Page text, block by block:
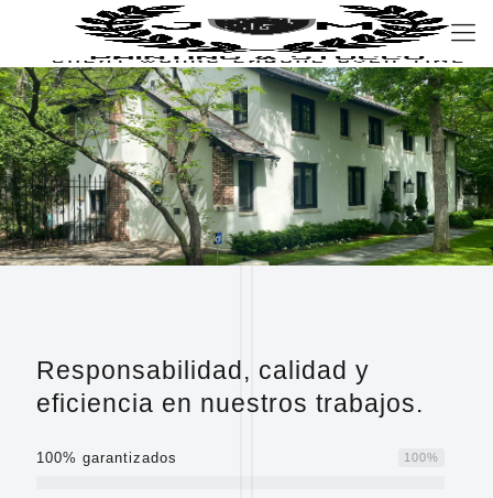
Responsabilidad, calidad y
eficiencia en nuestros trabajos.
100% garantizados 100%